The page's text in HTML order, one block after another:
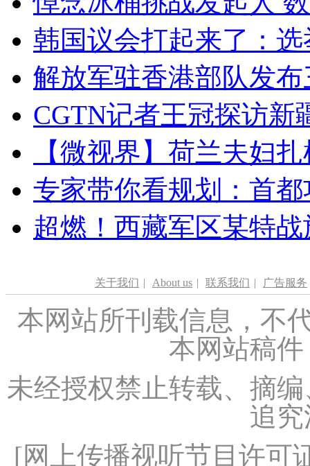
韩国议会打起来了：
解放军驻香港部队发
CGTN记者王冠探访新
【微视界】荷兰夫妇
专家带你看规划：首
超燃！西藏军区某特
关于我们 | About us | 联系我们 | 广告服务
本网站所刊载信息，不
本网站稿
未经授权禁止转载、摘
追
[网上传播视听节目许可